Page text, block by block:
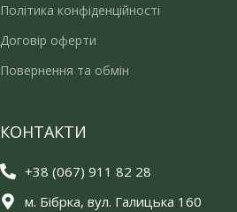
Політика конфіденційності
Договір оферти
Повернення та обмін
КОНТАКТИ
+38 (067) 911 82 28
м. Бібрка, вул. Галицька 160